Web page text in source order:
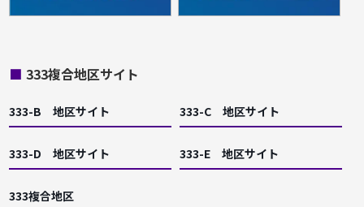
■ 333複合地区サイト
333-B 地区サイト 333-C 地区サイト
333-D 地区サイト 333-E 地区サイト
333複合地区